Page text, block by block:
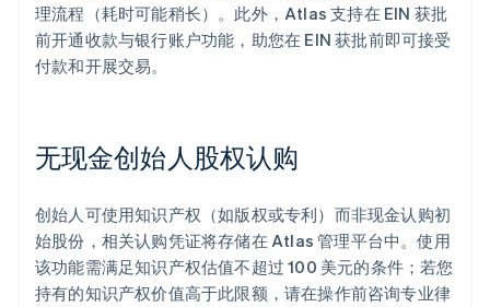
理流程（耗时可能稍长）。此外，Atlas 支持在 EIN 获批
前开通收款与银行账户功能，助您在 EIN 获批前即可接受
付款和开展交易。
无现金创始人股权认购
创始人可使用知识产权（如版权或专利）而非现金认购初
始股份，相关认购凭证将存储在 Atlas 管理平台中。使用
该功能需满足知识产权估值不超过 100 美元的条件；若您
持有的知识产权价值高于此限额，请在操作前咨询专业律